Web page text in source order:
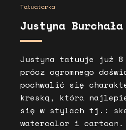
Tatuatorka
Justyna Burchała
Justyna tatuuje już
prócz ogromnego
pochwalić się
kreską, która
się w stylach tj.:
watercolor i cartoon.